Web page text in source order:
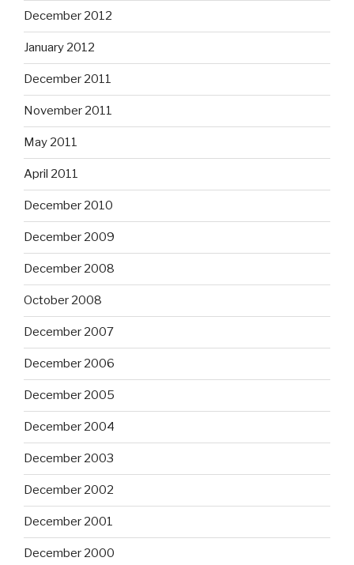
December 2012
January 2012
December 2011
November 2011
May 2011
April 2011
December 2010
December 2009
December 2008
October 2008
December 2007
December 2006
December 2005
December 2004
December 2003
December 2002
December 2001
December 2000